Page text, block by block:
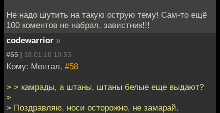
Не надо шутить на такую острую тему! Сам-то ещё
100 коментов не набрал, завистник!!!
codewarrior »
#65 | 18.01.10 10:53
Кому: Ментал, #58
> > камрады, а штаны, штаны белые еще выдают?
>
> Поздравляю, носи осторожно, не замарай.